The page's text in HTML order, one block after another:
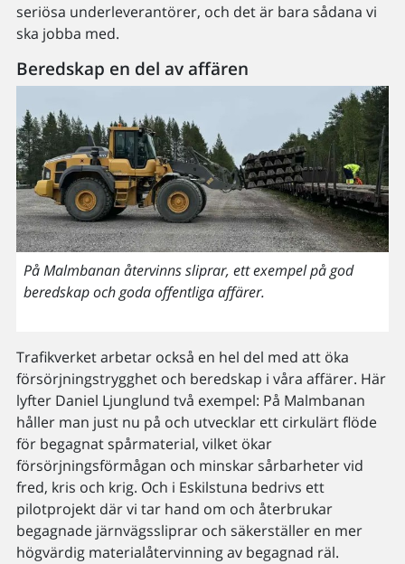
seriösa underleverantörer, och det är bara sådana vi
ska jobba med.
Beredskap en del av affären
På Malmbanan återvinns sliprar, ett exempel på god
beredskap och goda offentliga affärer.
Trafikverket arbetar också en hel del med att öka
försörjningstrygghet och beredskap i våra affärer. Här
lyfter Daniel Ljunglund två exempel: På Malmbanan
håller man just nu på och utvecklar ett cirkulärt flöde
för begagnat spårmaterial, vilket ökar
försörjningsförmågan och minskar sårbarheter vid
fred, kris och krig. Och i Eskilstuna bedrivs ett
pilotprojekt där vi tar hand om och återbrukar
begagnade järnvägssliprar och säkerställer en mer
högvärdig materialåtervinning av begagnad räl.